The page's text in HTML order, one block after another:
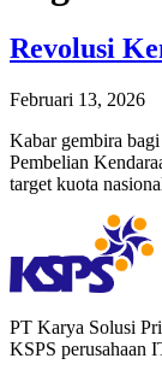
Revolusi
Februari 13, 2026
Kabar gembira
Pembelian
target kuota
PT Karya Solusi
KSPS perusahaan